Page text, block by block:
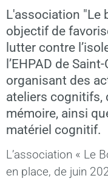
L'association "Le
objectif de
lutter contre
l’EHPAD de
organisant des
ateliers cognitifs,
mémoire, ainsi
matériel cognitif.
L’association « Le
en place, de juin